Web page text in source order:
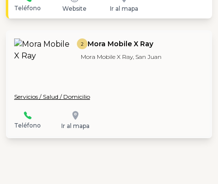
Teléfono Website Ir al mapa
2 Mora Mobile X Ray
Mora Mobile X Ray, San Juan
Servicios / Salud / Domicilio
Teléfono Ir al mapa